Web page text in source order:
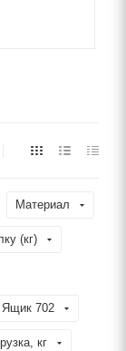
Материал
(кг)
Ящик 702
кг